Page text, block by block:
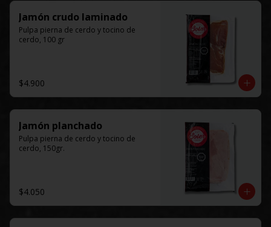
Jamón crudo laminado
Pulpa pierna de cerdo y tocino de
cerdo, 100 gr
$4.900
Jamón planchado
Pulpa pierna de cerdo y tocino de
cerdo, 150gr.
$4.050